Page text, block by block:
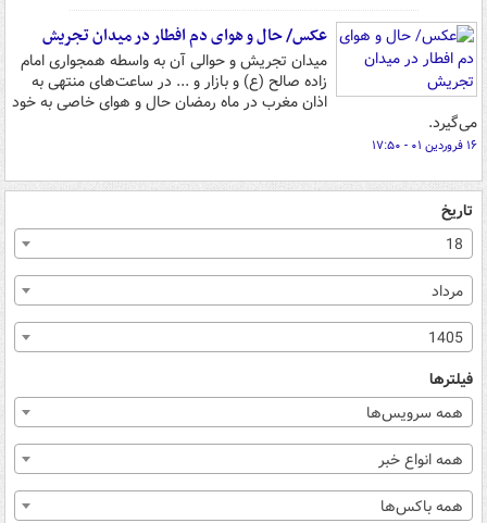
عکس/ حال و هوای دم افطار در میدان تجریش
میدان تجریش و حوالی آن به واسطه همجواری امام
زاده صالح (ع) و بازار و ... در ساعت‌های منتهی به
اذان مغرب در ماه رمضان حال و هوای خاصی به خود
می‌گیرد.
۱۶ فروردین ۰۱ - ۱۷:۵۰
تاریخ
18
مرداد
1405
فیلترها
همه سرویس‌ها
همه انواع خبر
همه باکس‌ها